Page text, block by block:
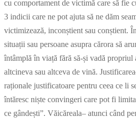
cu comportament de victimă care să fie
3 indicii care ne pot ajuta să ne dăm
victimizează, inconștient sau conștient.
situații sau persoane asupra cărora să
întâmplă în viață fără să-și vadă propriul
altcineva sau altceva de vină.
raționale justificatoare pentru ceea ce li
întăresc niște convingeri care pot fi
ce gândești”. Văicăreala– atunci când